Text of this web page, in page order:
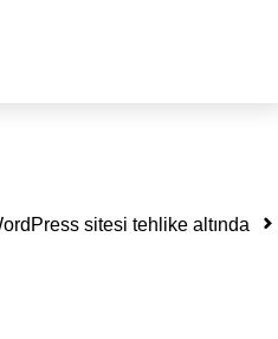
sitesi tehlike altında